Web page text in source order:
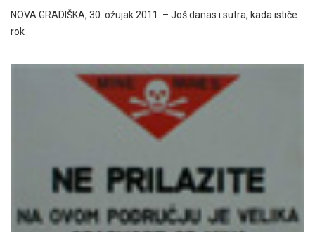
NOVA GRADIŠKA, 30. ožujak 2011. – Još danas i sutra, kada ističe
rok